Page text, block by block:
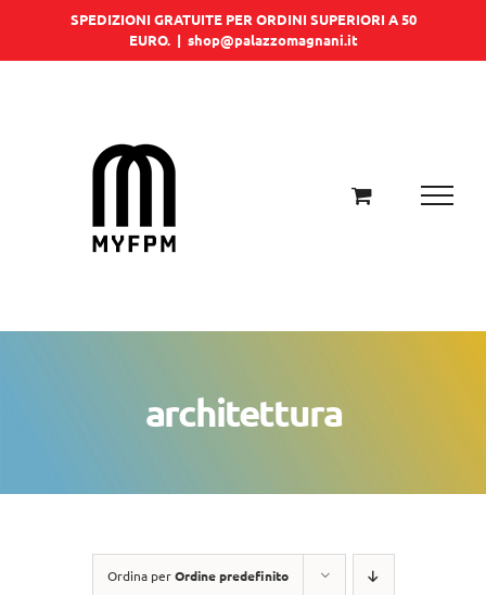
SPEDIZIONI GRATUITE PER ORDINI SUPERIORI A 50
EURO. | shop@palazzomagnani.it
architettura
Ordina perOrdine predefinito